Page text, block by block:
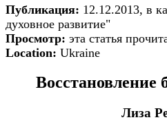
Публикация: 12.12.2013, в
духовное развитие"
Просмотр: эта статья
Location: Ukraine
Восстановление
Лиза